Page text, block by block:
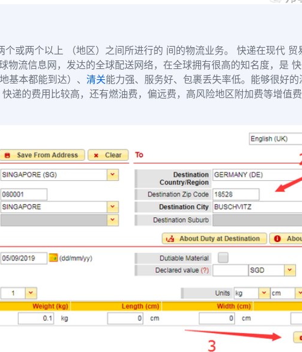
个或两个以上 （地区）之间所进行的 间的物流业务。 快递在现代 贸
物流信息网，发达的全球配送网络，在全球拥有很高的知名度，是
基本都能到达）、 清关能力强、服务好、包裹丢失率低。能够很好
递的费用比较高，还有燃油费，偏远费，高风险地区附加费等增值